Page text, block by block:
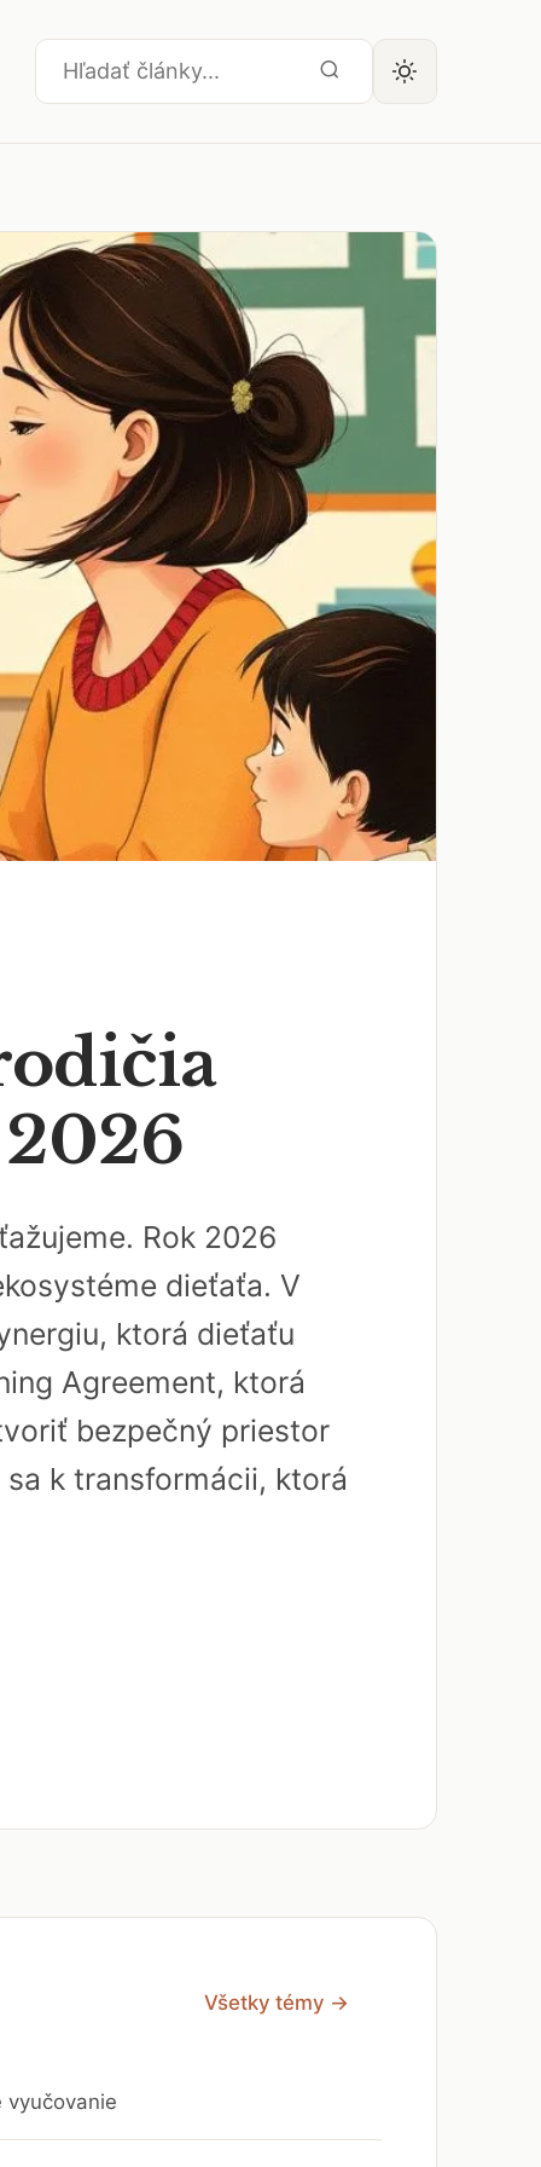
Rok 2026
dieťaťa. V
ktorá dieťaťu
Agreement, ktorá
bezpečný priestor
k transformácii, ktorá
Všetky témy →
vyučovanie